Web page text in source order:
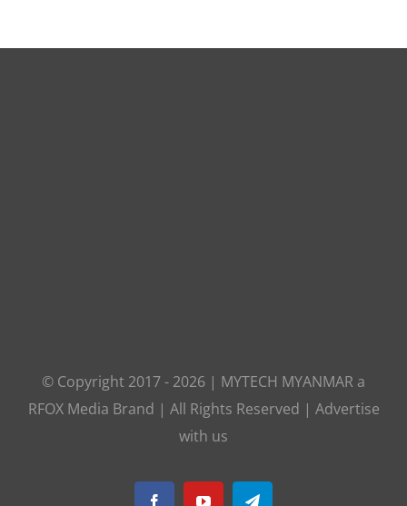
© Copyright 2017 - 2026 | MYTECH MYANMAR a
RFOX Media Brand | All Rights Reserved | Advertise
with us